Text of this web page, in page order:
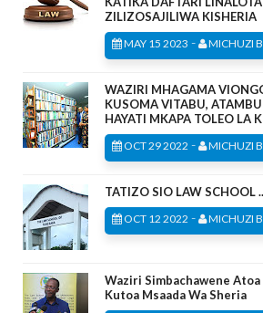
ZILIZOSAJILIWA KISHERIA
MAY 15 2023 - MICHUZI
WAZIRI MHAGAMA
KUSOMA VITABU,
HAYATI MKAPA TOLEO LA
OCT 29 2022 - MICHUZI
TATIZO SIO LAW SCHOOL
OCT 12 2022 - MICHUZI
Waziri Simbachawene Atoa
Kutoa Msaada Wa Sheria